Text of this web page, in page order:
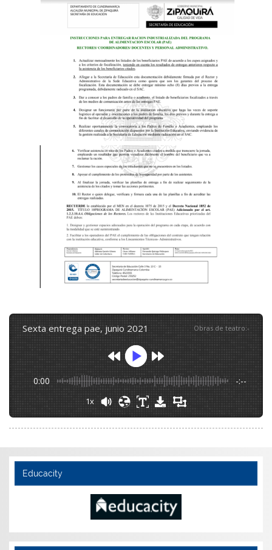
sexta entrega pae, junio 2021 Obras de teatro:-
0:00 -:--
1x
Educacity